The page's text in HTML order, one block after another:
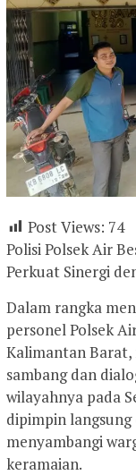
Post Views: 74
Polisi Polsek Air
Perkuat Sinergi
Dalam rangka
personel Polsek
Kalimantan
sambang dan
wilayahnya pada
dipimpin
menyambangi
keramaian.